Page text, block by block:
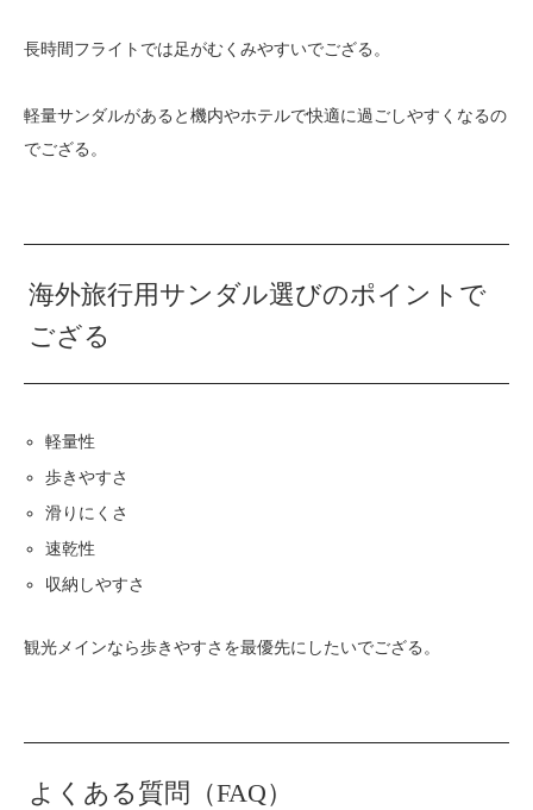
長時間フライトでは足がむくみやすいでござる。
軽量サンダルがあると機内やホテルで快適に過ごしやすくなるの
でござる。
海外旅行用サンダル選びのポイントで
ござる
軽量性
歩きやすさ
滑りにくさ
速乾性
収納しやすさ
観光メインなら歩きやすさを最優先にしたいでござる。
よくある質問（FAQ）